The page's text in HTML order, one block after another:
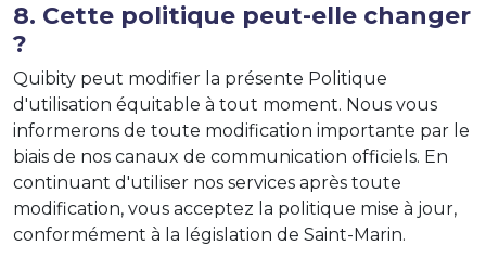
8. Cette politique peut-elle changer
?
Quibity peut modifier la présente Politique
d'utilisation équitable à tout moment. Nous vous
informerons de toute modification importante par le
biais de nos canaux de communication officiels. En
continuant d'utiliser nos services après toute
modification, vous acceptez la politique mise à jour,
conformément à la législation de Saint-Marin.